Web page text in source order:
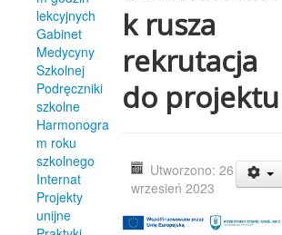
lekcyjnych
Gabinet
Medycyny
Szkolnej
Podręczniki
szkolne
Harmonogra
m roku
szkolnego
Internat
Projekty
unijne
k rusza
rekrutacja
do projektu
Utworzono: 26
wrzesień 2023